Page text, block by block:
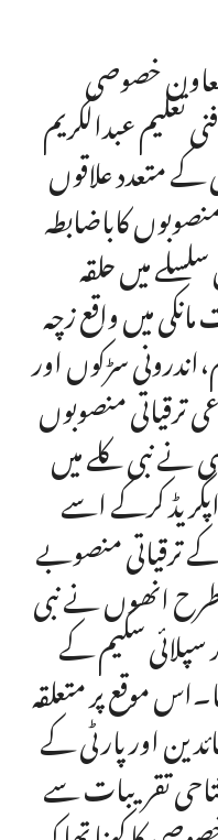
معاون خصوصی
عبدالکریم
کے 51 صوابی کے متعدد علاقوں
کاباضابطہ
میں حلقہ
میں واقع زچہ
سڑکوں اور
ترقیاتی منصوبوں
نے نبی کلے میں
کرکے اسے
ترقیاتی منصوبے
طرح انھوں نے نبی
سکیم کے
موقع پر متعلقہ
اور پارٹی کے
تقریبات سے